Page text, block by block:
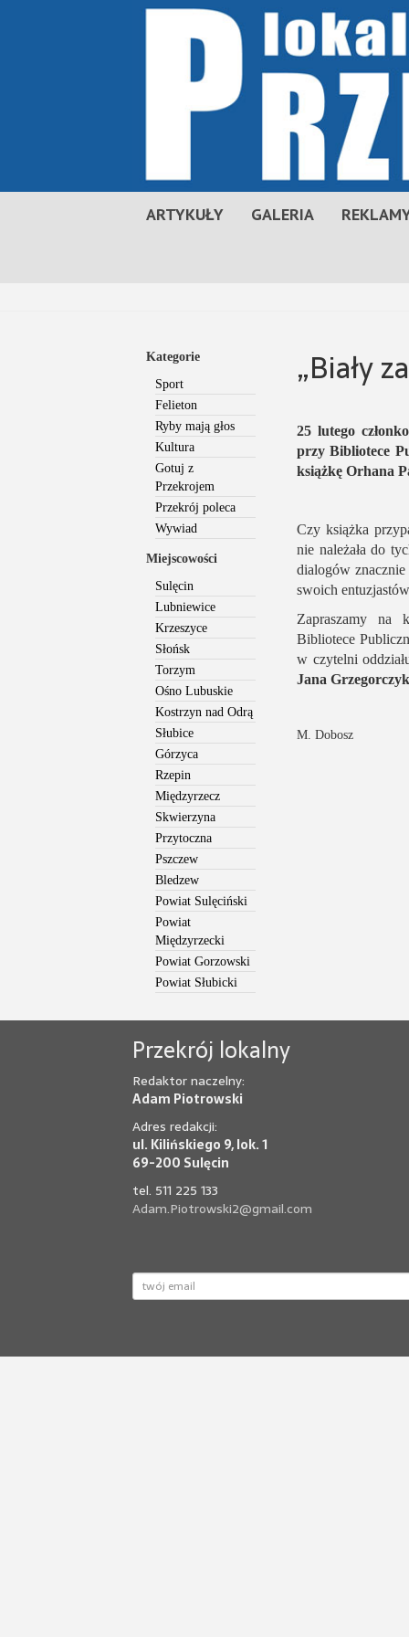
ARTYKUŁY GALERIA
Kategorie
Sport
Felieton
Ryby mają głos
Kultura
Gotuj z
Przekrojem
Przekrój poleca
Wywiad
Miejscowości
Sulęcin
Lubniewice
Krzeszyce
Słońsk
Torzym
Ośno Lubuskie
Kostrzyn nad Odrą
Słubice
Górzyca
Rzepin
Międzyrzecz
Skwierzyna
Przytoczna
Pszczew
Bledzew
Powiat Sulęciński
Powiat
Międzyrzecki
Powiat Gorzowski
Powiat Słubicki
„Biały
25 lutego
przy Bibliotece
książkę Orhana
Czy książka
nie należała do
dialogów
swoich
Zapraszamy na
Bibliotece
w czytelni
Jana
M. Dobosz
Przekrój lokalny
Redaktor naczelny:
Adam Piotrowski
Adres redakcji:
ul. Kilińskiego 9, lok. 1
69-200 Sulęcin
tel. 511 225 133
Adam.Piotrowski2@gmail.com